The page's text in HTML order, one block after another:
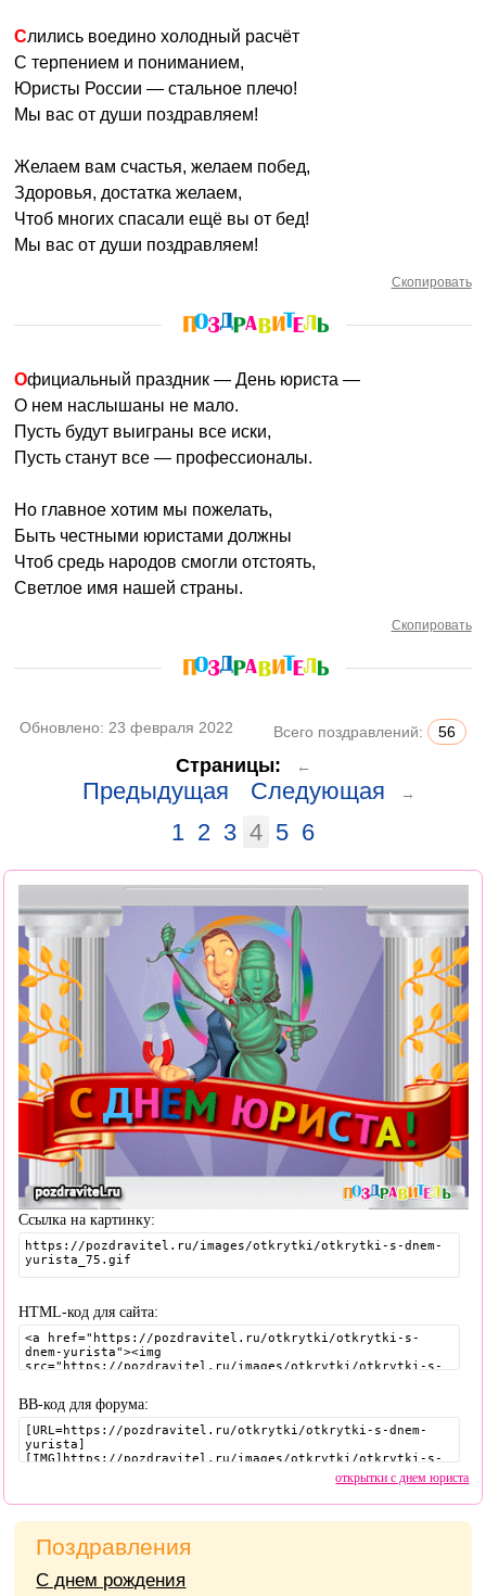
Слились воедино холодный расчёт
С терпением и пониманием,
Юристы России — стальное плечо!
Мы вас от души поздравляем!
Желаем вам счастья, желаем побед,
Здоровья, достатка желаем,
Чтоб многих спасали ещё вы от бед!
Мы вас от души поздравляем!
Скопировать
Официальный праздник — День юриста —
О нем наслышаны не мало.
Пусть будут выиграны все иски,
Пусть станут все — профессионалы.
Но главное хотим мы пожелать,
Быть честными юристами должны
Чтоб средь народов смогли отстоять,
Светлое имя нашей страны.
Скопировать
Обновлено: 23 февраля 2022 Всего поздравлений: 56
Страницы: ←
Предыдущая Следующая →
1 2 3 4 5 6
Ссылка на картинку:
HTML-код для сайта:
BB-код для форума:
открытки с днем юриста
Поздравления
С днем рождения